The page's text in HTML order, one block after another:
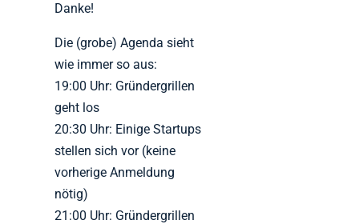
Danke!
Die (grobe) Agenda sieht
wie immer so aus:
19:00 Uhr: Gründergrillen
geht los
20:30 Uhr: Einige Startups
stellen sich vor (keine
vorherige Anmeldung
nötig)
21:00 Uhr: Gründergrillen